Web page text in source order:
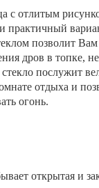
с отлитым
практичный
позволит
дров в топке,
послужит
отдыха и
огонь.
открытая и